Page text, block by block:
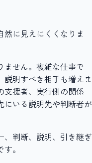
然に見えにくくなりま
ません。複雑な仕事で
明すべき相手も増えま
支援者、実行側の関係
にいる説明先や判断者が
、判断、説明、引き継ぎ
。